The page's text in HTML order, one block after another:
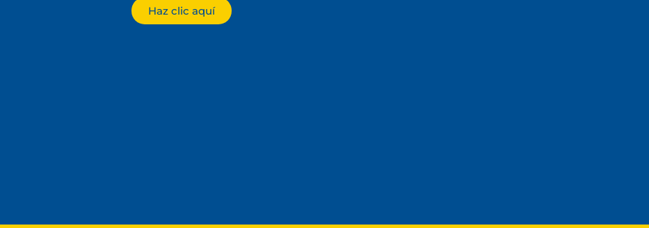
Haz clic aquí